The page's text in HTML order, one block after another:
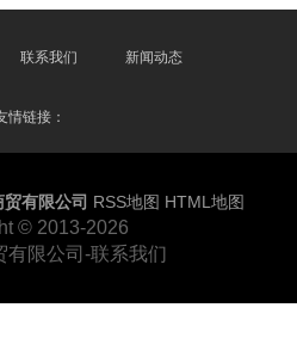
联系我们 新闻动态
情链接：
贸有限公司 RSS地图 HTML地图
© 2013-2026
有限公司-联系我们